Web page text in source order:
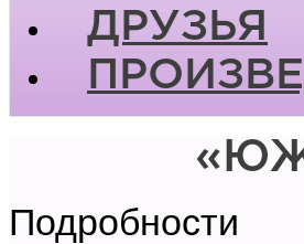
ДРУЗЬЯ
Подробности